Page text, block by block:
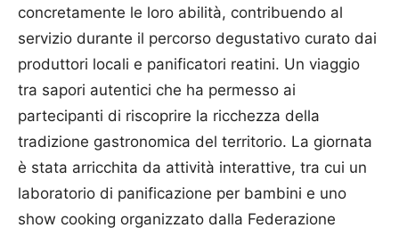
concretamente le loro abilità, contribuendo al
servizio durante il percorso degustativo curato dai
produttori locali e panificatori reatini. Un viaggio
tra sapori autentici che ha permesso ai
partecipanti di riscoprire la ricchezza della
tradizione gastronomica del territorio. La giornata
è stata arricchita da attività interattive, tra cui un
laboratorio di panificazione per bambini e uno
show cooking organizzato dalla Federazione